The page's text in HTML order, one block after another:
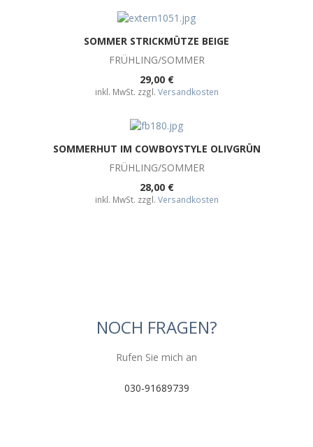
SOMMER STRICKMÜTZE BEIGE
FRÜHLING/SOMMER
29,00 €
inkl. MwSt. zzgl. Versandkosten
SOMMERHUT IM COWBOYSTYLE OLIVGRÜN
FRÜHLING/SOMMER
28,00 €
inkl. MwSt. zzgl. Versandkosten
NOCH FRAGEN?
Rufen Sie mich an
030-91689739